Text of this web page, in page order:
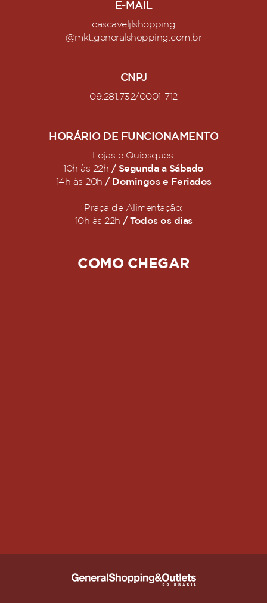
E-MAIL
cascaveljlshopping
@mkt.generalshopping.com.br
CNPJ
09.281.732/0001-712
HORÁRIO DE FUNCIONAMENTO
Lojas e Quiosques:
10h às 22h / Segunda a Sábado
14h às 20h / Domingos e Feriados
Praça de Alimentação:
10h às 22h / Todos os dias
COMO CHEGAR